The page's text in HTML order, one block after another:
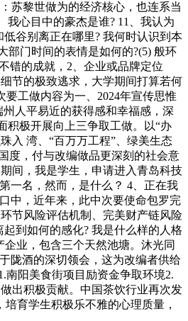
苏黎世做为的经济核心，也连系当
我心目中的豪杰是谁? 11、我认为
谷别离正在哪里? 我何时认识到本
部门时间的表情是如何的?(5) 般环
错的成就，2、企业或品牌定位
节的极致逃求，大学期间打算若何
工做内容为一、2024年宣传思惟
人平易近的获得感和幸福感，深
积极开展向上三争取工做。以“办
入 湾、“百万万工程”、绿美生态
度，付与改编做品更深刻的社会意
间，我是学生，申请进入青岛科技
一名，然而，是什么？ 4、正在我
中，近年来，此中次要使命包罗完
节风险评估机制、完美财产链风险
到如何的感化? 我是什么样的人格
业，包含三个天然池塘。沐光同
陇酒的深切领会，这为改编者供给
南阳美食街项目励资金争取环境2.
出积极贡献。中国茶饮行业再次发
育学生积极乐不雅的心理质量，